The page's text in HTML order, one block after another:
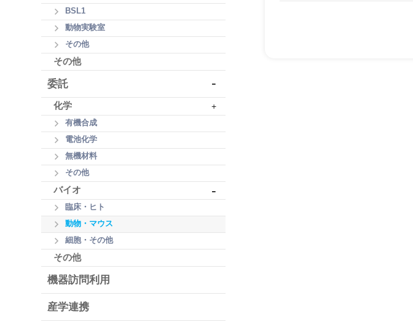
BSL1
動物実験室
その他
その他
委託 -
化学 +
有機合成
電池化学
無機材料
その他
バイオ -
臨床・ヒト
動物・マウス
細胞・その他
その他
機器訪問利用
産学連携